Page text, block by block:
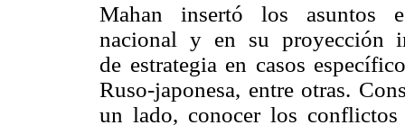
Mahan insertó los asuntos
nacional y en su proyección
de estrategia en casos
Ruso-japonesa, entre otras.
un lado, conocer los